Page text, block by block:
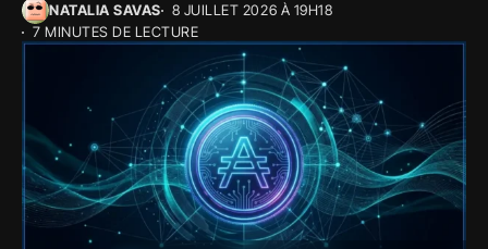
NATALIA SAVAS
8 JUILLET 2026 À 19H18
7 MINUTES DE LECTURE